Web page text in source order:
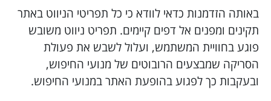
באותה הזדמנות כדאי לוודא כי כל תפריטי הניווט באתר
תקינים ומפנים אל דפים קיימים. תפריט ניווט משובש
פוגע בחוויית המשתמש, ועלול לשבש את פעולת
הסריקה שמבצעים הרובוטים של מנועי החיפוש,
ובעקבות כך לפגוע בהופעת האתר במנועי החיפוש.